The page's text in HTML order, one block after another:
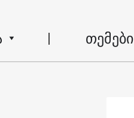
თემები